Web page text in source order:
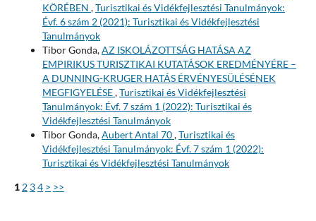
KÖRÉBEN ,Turisztikai és Vidékfejlesztési Tanulmányok:
Évf. 6 szám 2 (2021): Turisztikai és Vidékfejlesztési
Tanulmányok
Tibor Gonda,AZ ISKOLÁZOTTSÁG HATÁSA AZ
EMPIRIKUS TURISZTIKAI KUTATÁSOK EREDMÉNYÉRE –
A DUNNING-KRUGER HATÁS ÉRVÉNYESÜLÉSÉNEK
MEGFIGYELÉSE,Turisztikai és Vidékfejlesztési
Tanulmányok: Évf. 7 szám 1 (2022): Turisztikai és
Vidékfejlesztési Tanulmányok
Tibor Gonda,Aubert Antal 70,Turisztikai és
Vidékfejlesztési Tanulmányok: Évf. 7 szám 1 (2022):
Turisztikai és Vidékfejlesztési Tanulmányok
1 2 34 > >>